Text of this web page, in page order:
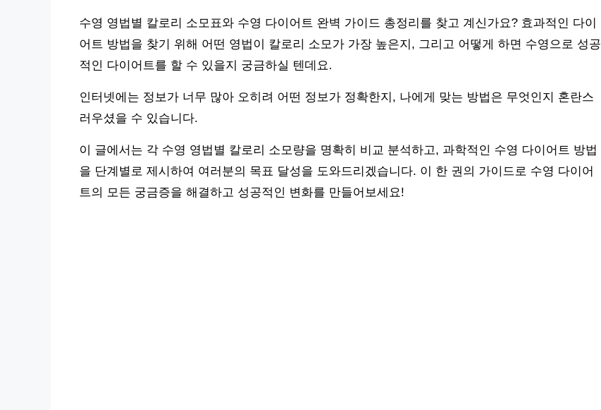
수영 영법별 칼로리 소모표와 수영 다이어트 완벽 가이드 총정리를 찾고 계신가요? 효과적인 다이
어트 방법을 찾기 위해 어떤 영법이 칼로리 소모가 가장 높은지, 그리고 어떻게 하면 수영으로 성공
적인 다이어트를 할 수 있을지 궁금하실 텐데요.
인터넷에는 정보가 너무 많아 오히려 어떤 정보가 정확한지, 나에게 맞는 방법은 무엇인지 혼란스
러우셨을 수 있습니다.
이 글에서는 각 수영 영법별 칼로리 소모량을 명확히 비교 분석하고, 과학적인 수영 다이어트 방법
을 단계별로 제시하여 여러분의 목표 달성을 도와드리겠습니다. 이 한 권의 가이드로 수영 다이어
트의 모든 궁금증을 해결하고 성공적인 변화를 만들어보세요!